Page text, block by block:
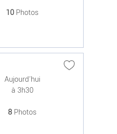
10 Photos
Aujourd'hui
à 3h30
8 Photos